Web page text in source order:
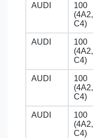
AUDI
100
(4A2,
C4)
AUDI
100
(4A2,
C4)
AUDI
100
(4A2,
C4)
AUDI
100
(4A2,
C4)